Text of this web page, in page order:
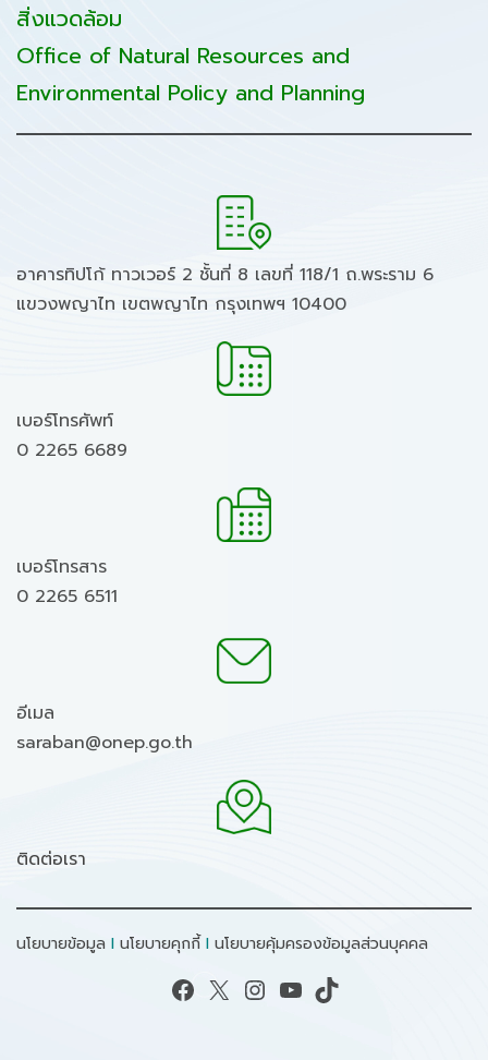
สิ่งแวดล้อม
Office of Natural Resources and
Environmental Policy and Planning
อาคารทิปโก้ ทาวเวอร์ 2 ชั้นที่ 8 เลขที่ 118/1 ถ.พระราม 6
แขวงพญาไท เขตพญาไท กรุงเทพฯ 10400
เบอร์โทรศัพท์
0 2265 6689
เบอร์โทรสาร
0 2265 6511
อีเมล
saraban@onep.go.th
ติดต่อเรา
นโยบายข้อมูล I นโยบายคุกกี้ I นโยบายคุ้มครองข้อมูลส่วนบุคคล
Facebook X Instagram YouTube TikTok